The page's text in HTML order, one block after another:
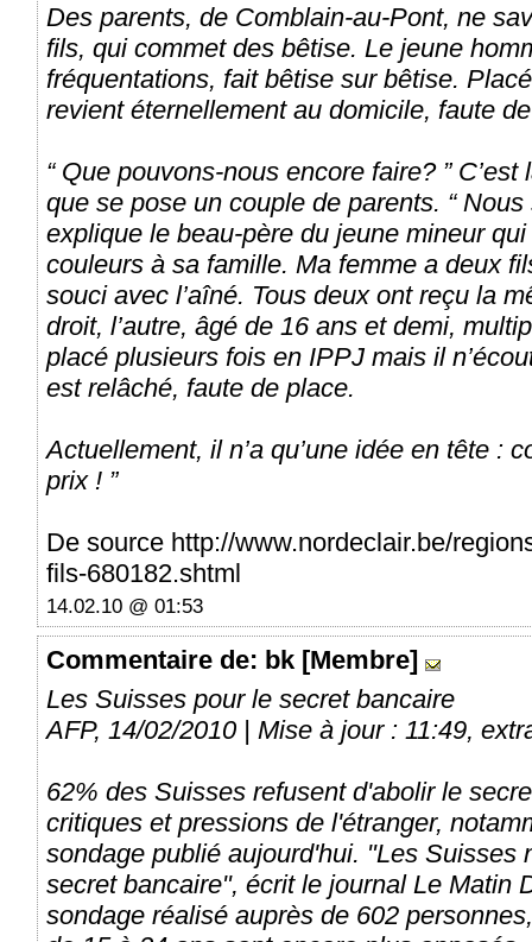
Des parents, de Comblain-au-Pont, ne
fils, qui commet des bêtise. Le jeune
fréquentations, fait bêtise sur bêtise.
revient éternellement au domicile, faute
“ Que pouvons-nous encore faire? ”
que se pose un couple de parents. “
explique le beau-père du jeune mineur
couleurs à sa famille. Ma femme a deux
souci avec l’aîné. Tous deux ont reçu la
droit, l’autre, âgé de 16 ans et demi,
placé plusieurs fois en IPPJ mais il
est relâché, faute de place.
Actuellement, il n’a qu’une idée en tête :
prix ! ”
De source http://www.nordeclair.be/
fils-680182.shtml
14.02.10 @ 01:53
Commentaire de: bk [Membre]
Les Suisses pour le secret bancaire
AFP, 14/02/2010 | Mise à jour : 11:49,
62% des Suisses refusent d'abolir le
critiques et pressions de l'étranger,
sondage publié aujourd'hui. "Les Suisses
secret bancaire", écrit le journal Le Matin
sondage réalisé auprès de 602